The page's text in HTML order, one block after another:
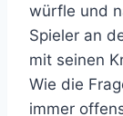
würfle und
Spieler an
mit seinen
Wie die
immer